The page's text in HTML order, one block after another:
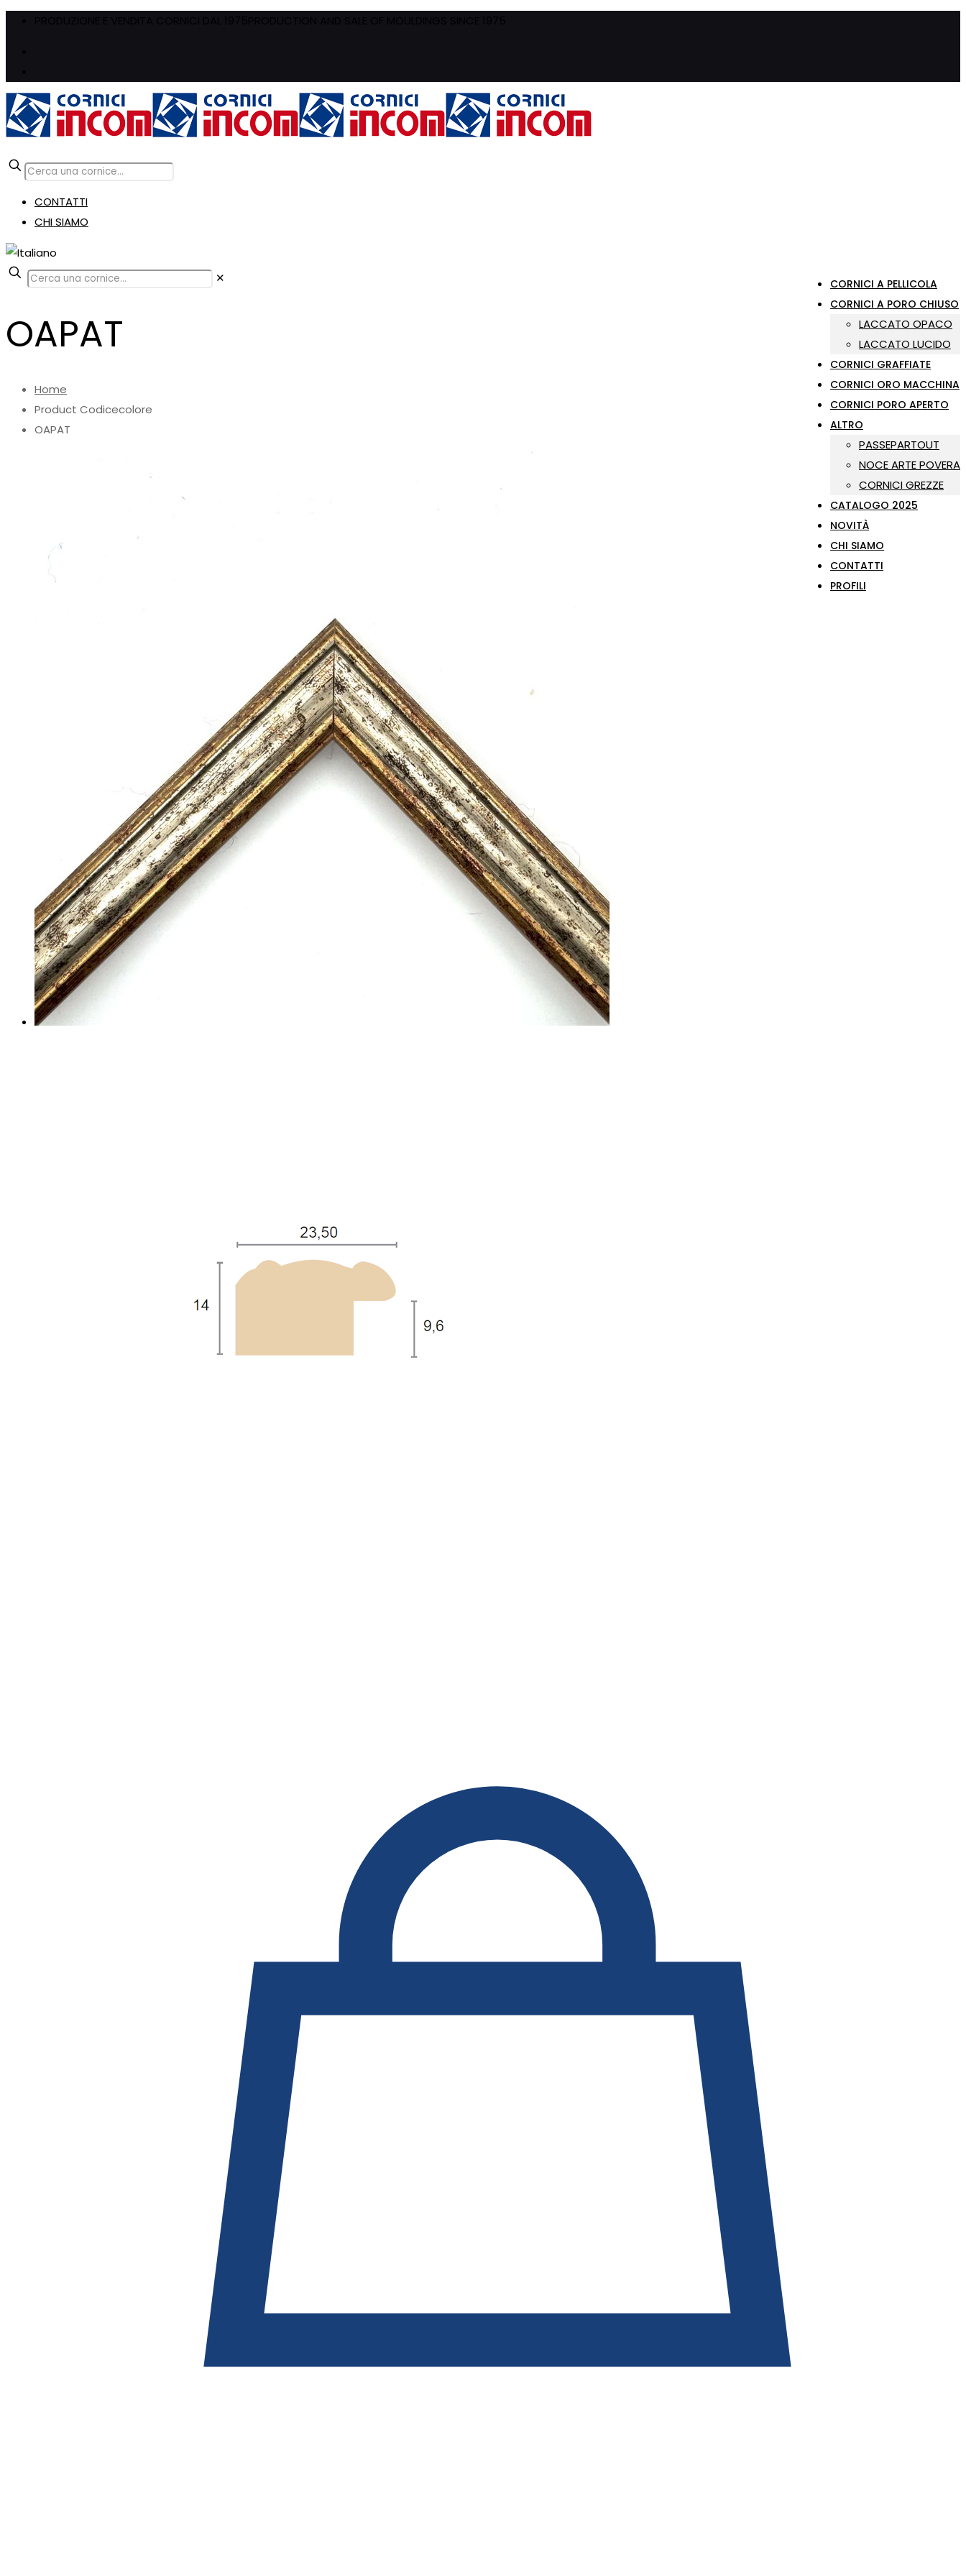
CONTATTI
CHI SIAMO
CORNICI A PELLICOLA
CORNICI A PORO CHIUSO
LACCATO OPACO
LACCATO LUCIDO
CORNICI GRAFFIATE
CORNICI ORO MACCHINA
CORNICI PORO APERTO
ALTRO
PASSEPARTOUT
NOCE ARTE POVERA
CORNICI GREZZE
CATALOGO 2025
NOVITÀ
CHI SIAMO
CONTATTI
PROFILI
✕
OAPAT
Home
Product Codicecolore
OAPAT